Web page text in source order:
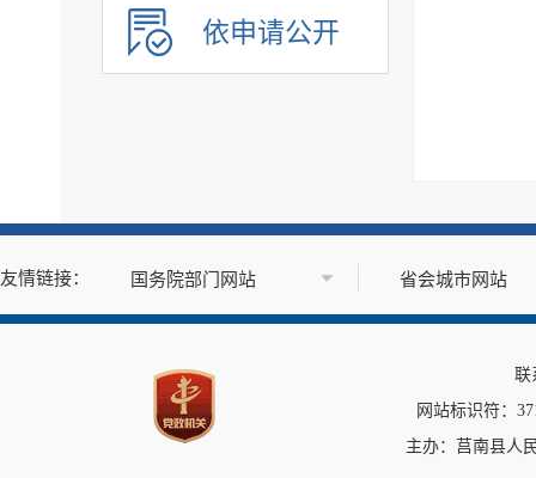
突发事件及灾害事故应...
公共企事业单位信息公开
依申请公开